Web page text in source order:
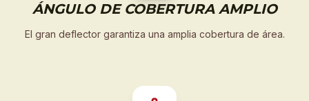
ÁNGULO DE COBERTURA AMPLIO
El gran deflector garantiza una amplia cobertura de área.